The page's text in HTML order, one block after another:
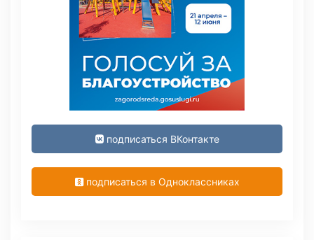
подписаться ВКонтакте
подписаться в Одноклассниках